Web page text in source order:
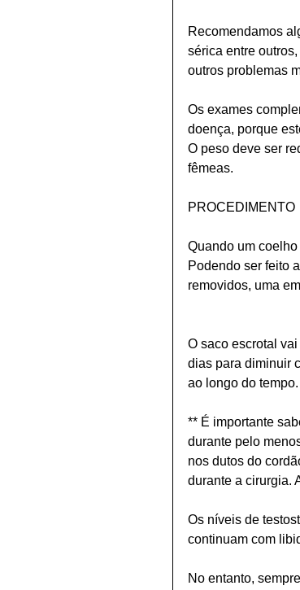
Recomendamos
sérica entre
outros problemas
Os exames
doença, porque
O peso deve ser
fêmeas.
PROCEDIMENTO
Quando um
Podendo ser feito
removidos, uma
O saco escrotal
dias para diminuir
ao longo do tempo.
** É importante
durante pelo
nos dutos do
durante a cirurgia.
Os níveis de
continuam com
No entanto,